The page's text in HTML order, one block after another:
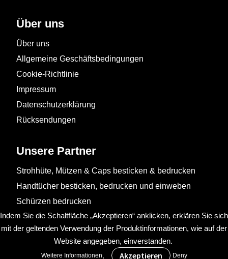
Über uns
Über uns
Allgemeine Geschäftsbedingungen
Cookie-Richtlinie
Impressum
Datenschutzerklärung
Rücksendungen
Unsere Partner
Strohhüte, Mützen & Caps besticken & bedrucken
Handtücher besticken, bedrucken und einweben
Schürzen bedrucken
Indem Sie die Schaltfläche „Akzeptieren“ anklicken, erklären Sie sich
mit der geltenden Verwendung der Produktinformationen, wie auf der
Website angegeben, einverstanden.
Weitere Informationen. Deny